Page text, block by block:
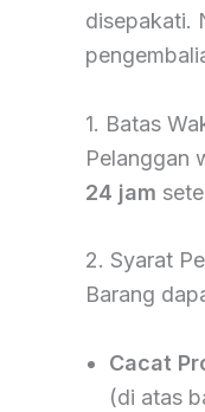
disepakati.
1. Batas
Pelanggan
24 jam
2. Syarat
Barang
Cacat
(di atas